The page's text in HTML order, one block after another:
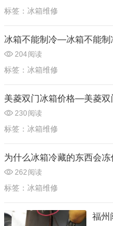
标签： 冰箱维修
冰箱不能制冷—冰箱不能制
204阅读
标签： 冰箱维修
美菱双门冰箱价格—美菱双
230 阅读
标签： 冰箱维修
为什么冰箱冷藏的东西会
262 阅读
标签： 冰箱维修
福州